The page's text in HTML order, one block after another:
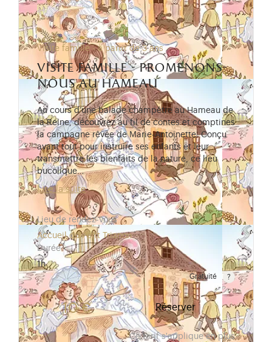
Visite famille - à partir de 3 ans
visite famille - promenons-
nous au hameau
Au cours d’une balade champêtre au Hameau de
la Reine, découvrez au fil de contes et comptines
la campagne rêvée de Marie-Antoinette. Conçu
avant tout pour instruire ses enfants et leur
transmettre les bienfaits de la nature, ce lieu
bucolique…
Lire la suite
Lieu de rendez-vous
Accueil du Petit Trianon
Durée
1h
Gratuité
Gratuit pour les enfants de moins de 10 ans. Tarif
10 € Réserver
Ce tarif s'applique en plus